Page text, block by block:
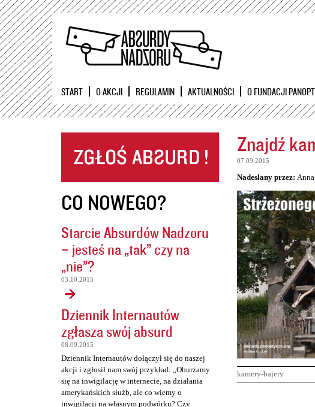
START O AKCJI REGULAMIN AKTUALNOŚCI O FUNDACJI
CO NOWEGO?
Starcie Absurdów Nadzoru
– jesteś na „tak” czy na
„nie”?
03.10.2015
Dziennik Internautów
zgłasza swój absurd
08.09.2015
Dziennik Internautów dołączył się do naszej
akcji i zgłosił nam swój przykład: „Oburzamy
się na inwigilację w internecie, na działania
amerykańskich służb, ale co wiemy o
inwigilacji na własnym podwórku? Czy
Znajdź
07.09.2015
Nadesłany przez:
kamery-bajery